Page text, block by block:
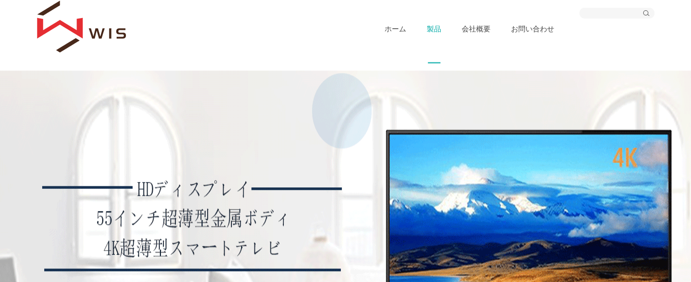
ホーム 製品 会社概要 お問い合わせ